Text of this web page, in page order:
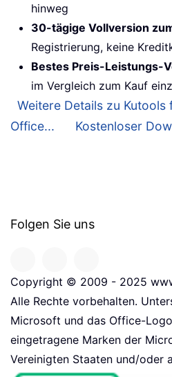
hinweg
30-tägige Vollversion
Registrierung, keine
Bestes Preis-Leistungs-
im Vergleich zum Kauf
Weitere Details zu Kutools
Office...
Kostenloser
Folgen Sie uns
Copyright © 2009 - 2025
Alle Rechte vorbehalten.
Microsoft und das Office-
eingetragene Marken der
Vereinigten Staaten und/oder